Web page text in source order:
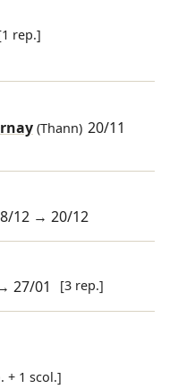
rep.]
(Thann) 20/11
12 →20/12
27/01 [3 rep.]
+ 1 scol.]